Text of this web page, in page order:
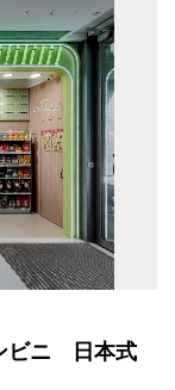
ビニ 日本式